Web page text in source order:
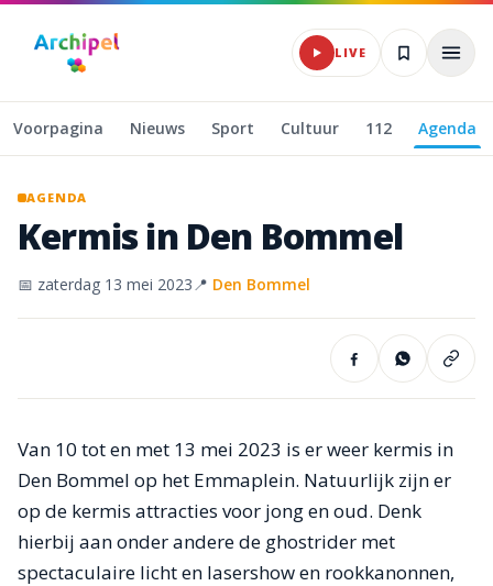
Naar hoofdinhoud
LIVE
Voorpagina Nieuws Sport Cultuur 112 Agenda
AGENDA
Kermis in Den Bommel
📅 zaterdag 13 mei 2023📍 Den Bommel
Van 10 tot en met 13 mei 2023 is er weer kermis in
Den Bommel op het Emmaplein. Natuurlijk zijn er
op de kermis attracties voor jong en oud. Denk
hierbij aan onder andere de ghostrider met
spectaculaire licht en lasershow en rookkanonnen,